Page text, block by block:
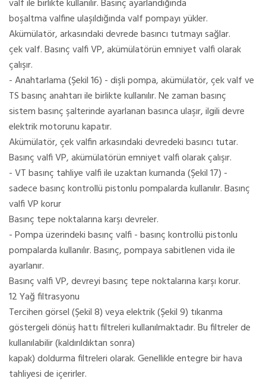
valf ile birlikte kullanılır. Basınç ayarlandığında
boşaltma valfine ulaşıldığında valf pompayı yükler.
Akümülatör, arkasındaki devrede basıncı tutmayı sağlar.
çek valf. Basınç valfi VP, akümülatörün emniyet valfi olarak
çalışır.
- Anahtarlama (Şekil 16) - dişli pompa, akümülatör, çek valf ve
TS basınç anahtarı ile birlikte kullanılır. Ne zaman basınç
sistem basınç şalterinde ayarlanan basınca ulaşır, ilgili devre
elektrik motorunu kapatır.
Akümülatör, çek valfin arkasındaki devredeki basıncı tutar.
Basınç valfi VP, akümülatörün emniyet valfi olarak çalışır.
- VT basınç tahliye valfi ile uzaktan kumanda (Şekil 17) -
sadece basınç kontrollü pistonlu pompalarda kullanılır. Basınç
valfi VP korur
Basınç tepe noktalarına karşı devreler.
- Pompa üzerindeki basınç valfi - basınç kontrollü pistonlu
pompalarda kullanılır. Basınç, pompaya sabitlenen vida ile
ayarlanır.
Basınç valfi VP, devreyi basınç tepe noktalarına karşı korur.
12 Yağ filtrasyonu
Tercihen görsel (Şekil 8) veya elektrik (Şekil 9) tıkanma
göstergeli dönüş hattı filtreleri kullanılmaktadır. Bu filtreler de
kullanılabilir (kaldırıldıktan sonra)
kapak) doldurma filtreleri olarak. Genellikle entegre bir hava
tahliyesi de içerirler.